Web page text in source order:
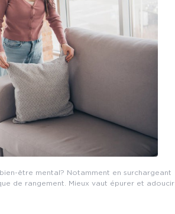
être mental? Notamment en surchargeant
de rangement. Mieux vaut épurer et adoucir